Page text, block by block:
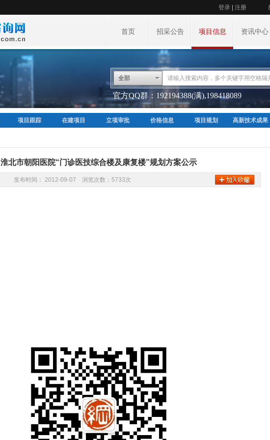
登录 注册
首页 招采公告 项目信息 资讯中心
全部
官方QQ群：192194388(满),198418089
项目跟踪 在建项目 立项审批 价格信息 项目规划 高新技术成果
淮北市朝阳医院“门诊医技综合楼及康复楼”规划方案公示
发布时间： 2012-09-07 浏览次数：5733次